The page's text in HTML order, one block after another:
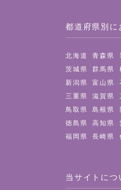
都道府県別に
北海道 青森県
茨城県
群馬県
新潟県
富山県
三重県
滋賀県
鳥取県
島根県
徳島県
高知県
福岡県
長崎県
当サイトにつ